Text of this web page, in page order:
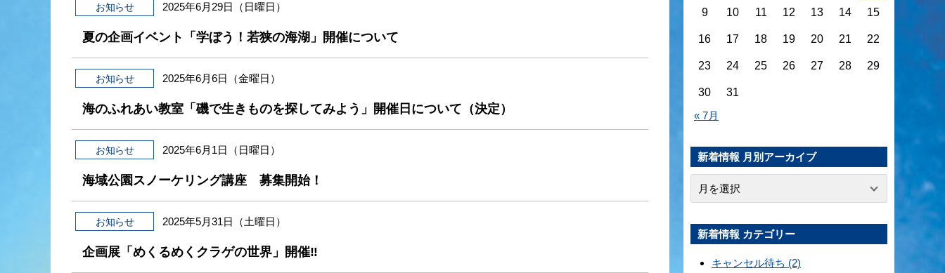
お知らせ 2025年6月29日（日曜日）
夏の企画イベント「学ぼう！若狭の海湖」開催について
お知らせ 2025年6月6日（金曜日）
海のふれあい教室「磯で生きものを探してみよう」開催日について（決定）
お知らせ 2025年6月1日（日曜日）
海域公園スノーケリング講座 募集開始！
お知らせ 2025年5月31日（土曜日）
企画展「めくるめくクラゲの世界」開催‼
9 10 11 12 13 14 15
16 17 18 19 20 21 22
23 24 25 26 27 28 29
30
31
« 7月
新着情報 月別アーカイブ
新着情報 カテゴリー
キャンセル待ち (2)